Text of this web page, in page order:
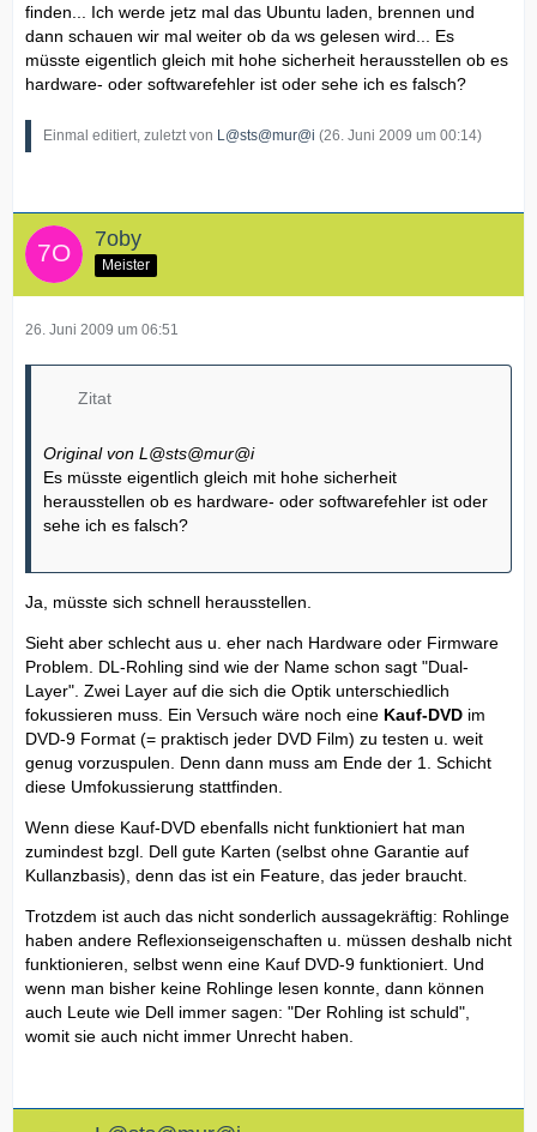
finden... Ich werde jetz mal das Ubuntu laden, brennen und
dann schauen wir mal weiter ob da ws gelesen wird... Es
müsste eigentlich gleich mit hohe sicherheit herausstellen ob es
hardware- oder softwarefehler ist oder sehe ich es falsch?
Einmal editiert, zuletzt von L@sts@mur@i (26. Juni 2009 um 00:14)
7oby
Meister
26. Juni 2009 um 06:51
Zitat
Original von L@sts@mur@i
Es müsste eigentlich gleich mit hohe sicherheit
herausstellen ob es hardware- oder softwarefehler ist oder
sehe ich es falsch?
Ja, müsste sich schnell herausstellen.
Sieht aber schlecht aus u. eher nach Hardware oder Firmware
Problem. DL-Rohling sind wie der Name schon sagt "Dual-
Layer". Zwei Layer auf die sich die Optik unterschiedlich
fokussieren muss. Ein Versuch wäre noch eine Kauf-DVD im
DVD-9 Format (= praktisch jeder DVD Film) zu testen u. weit
genug vorzuspulen. Denn dann muss am Ende der 1. Schicht
diese Umfokussierung stattfinden.
Wenn diese Kauf-DVD ebenfalls nicht funktioniert hat man
zumindest bzgl. Dell gute Karten (selbst ohne Garantie auf
Kullanzbasis), denn das ist ein Feature, das jeder braucht.
Trotzdem ist auch das nicht sonderlich aussagekräftig: Rohlinge
haben andere Reflexionseigenschaften u. müssen deshalb nicht
funktionieren, selbst wenn eine Kauf DVD-9 funktioniert. Und
wenn man bisher keine Rohlinge lesen konnte, dann können
auch Leute wie Dell immer sagen: "Der Rohling ist schuld",
womit sie auch nicht immer Unrecht haben.